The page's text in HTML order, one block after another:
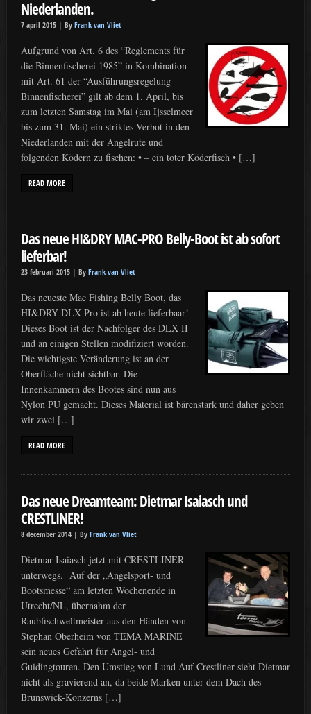
Niederlanden.
7 april 2015 | By Frank van Vliet
Aufgrund von Art. 6 des “Reglements für
die Binnenfischerei 1985” in Kombination
mit Art. 61 der “Ausführungsregelung
Binnenfischerei” gilt ab dem 1. April, bis
zum letzten Samstag im Mai (am Ijsselmeer
bis zum 31. Mai) ein striktes Verbot in den
Niederlanden mit der Angelrute und
folgenden Ködern zu fischen: • – ein toter Köderfisch • […]
READ MORE
Das neue HI&DRY MAC-PRO Belly-Boot ist ab sofort
lieferbar!
23 februari 2015 | By Frank van Vliet
Das neueste Mac Fishing Belly Boot, das
HI&DRY DLX-Pro ist ab heute lieferbaar!
Dieses Boot ist der Nachfolger des DLX II
und an einigen Stellen modifiziert worden.
Die wichtigste Veränderung ist an der
Oberfläche nicht sichtbar. Die
Innenkammern des Bootes sind nun aus
Nylon PU gemacht. Dieses Material ist bärenstark und daher geben
wir zwei […]
READ MORE
Das neue Dreamteam: Dietmar Isaiasch und
CRESTLINER!
8 december 2014 | By Frank van Vliet
Dietmar Isaiasch jetzt mit CRESTLINER
unterwegs. Auf der „Angelsport- und
Bootsmesse“ am letzten Wochenende in
Utrecht/NL, übernahm der
Raubfischweltmeister aus den Händen von
Stephan Oberheim von TEMA MARINE
sein neues Gefährt für Angel- und
Guidingtouren. Den Umstieg von Lund Auf Crestliner sieht Dietmar
nicht als gravierend an, da beide Marken unter dem Dach des
Brunswick-Konzerns […]